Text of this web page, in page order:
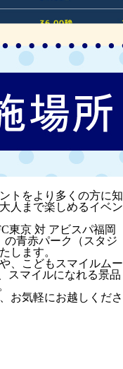
トをより多くの方に知
人まで楽しめるイベン
東京 対 アビスパ福岡
の青赤パーク（スタジ
します。
、こどもスマイルムー
スマイルになれる景品
お気軽にお越しくださ